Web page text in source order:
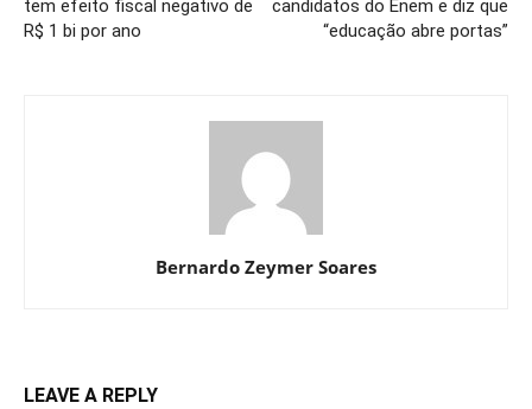
tem efeito fiscal negativo de
R$ 1 bi por ano
candidatos do Enem e diz que
“educação abre portas”
Bernardo Zeymer Soares
LEAVE A REPLY